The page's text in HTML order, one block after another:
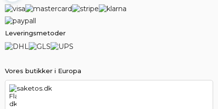
Vores butikker i Europa
saketos.dk
Leveringsmetoder